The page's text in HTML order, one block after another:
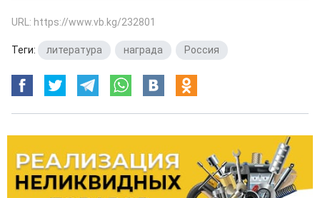
URL: https://www.vb.kg/232801
Теги: литература награда Россия